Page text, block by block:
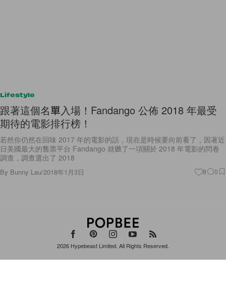
Lifestyle
跟著這個名單入場！Fandango 公佈 2018 年最受
期待的電影排行榜！
若然你仍然在回味 2017 年的電影的話，現在是時候要向前看了，因著近
日美國最大的售票平台 Fandango 就做了一項關於 2018 年電影的問卷
調查，調查選出了 2018
By Bunny Lau/2018年1月3日 8 0
2026 Hypebeast Limited . All Rights Reserved.